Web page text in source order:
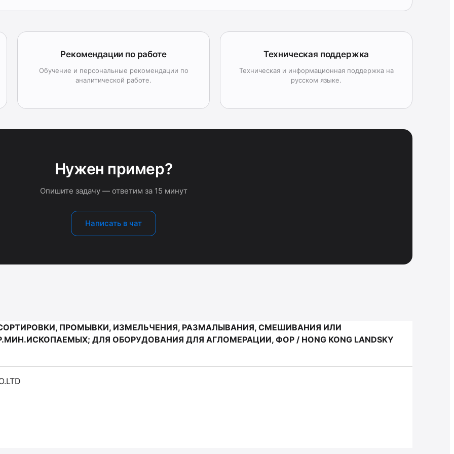
Рекомендации по работе
Обучение и персональные рекомендации по
аналитической работе.
Техническая поддержка
Техническая и информационная поддержка на
русском языке.
Нужен пример?
Опишите задачу — ответим за 15 минут
Написать в чат
ПРОМЫВКИ, ИЗМЕЛЬЧЕНИЯ, РАЗМАЛЫВАНИЯ, СМЕШИВАНИЯ ИЛИ
ДЛЯ ОБОРУДОВАНИЯ ДЛЯ АГЛОМЕРАЦИИ, ФОР / HONG KONG LANDSKY